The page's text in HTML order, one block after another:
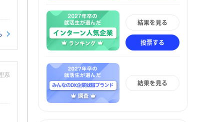
系
結果を見る
投票する
結果を見る